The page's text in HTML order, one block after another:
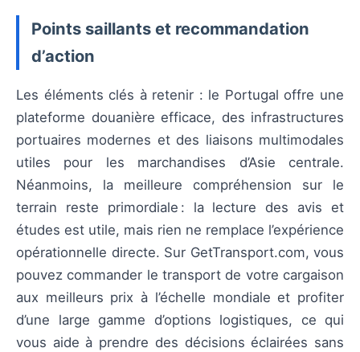
Points saillants et recommandation
d’action
Les éléments clés à retenir : le Portugal offre une
plateforme douanière efficace, des infrastructures
portuaires modernes et des liaisons multimodales
utiles pour les marchandises d’Asie centrale.
Néanmoins, la meilleure compréhension sur le
terrain reste primordiale : la lecture des avis et
études est utile, mais rien ne remplace l’expérience
opérationnelle directe. Sur GetTransport.com, vous
pouvez commander le transport de votre cargaison
aux meilleurs prix à l’échelle mondiale et profiter
d’une large gamme d’options logistiques, ce qui
vous aide à prendre des décisions éclairées sans